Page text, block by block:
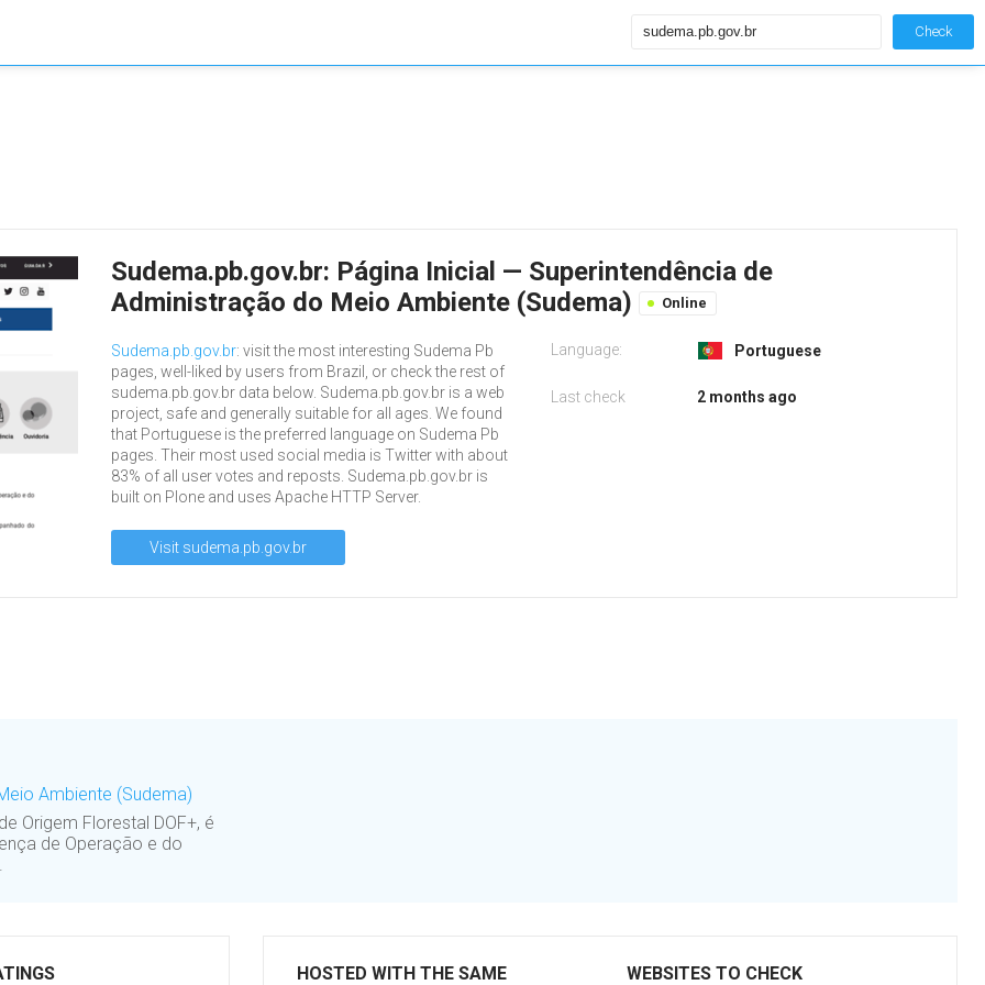
Check
Sudema.pb.gov.br: Página Inicial — Superintendência de
Administração do Meio Ambiente (Sudema)
Online
Sudema.pb.gov.br: visit the most interesting Sudema Pb
pages, well-liked by users from Brazil, or check the rest of
sudema.pb.gov.br data below. Sudema.pb.gov.br is a web
project, safe and generally suitable for all ages. We found
that Portuguese is the preferred language on Sudema Pb
pages. Their most used social media is Twitter with about
83% of all user votes and reposts. Sudema.pb.gov.br is
built on Plone and uses Apache HTTP Server.
Visit sudema.pb.gov.br
Language: Portuguese
Last check 2 months ago
Ambiente (Sudema)
Origem Florestal DOF+, é
de Operação e do
HOSTED WITH THE SAME
WEBSITES TO CHECK